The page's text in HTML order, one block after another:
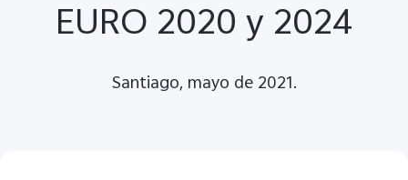
EURO 2020 y 2024
Santiago, mayo de 2021.